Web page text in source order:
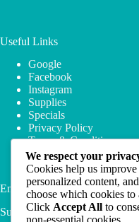
Useful Links
Google
Facebook
Instagram
Supplies
Specials
Privacy Policy
Terms & Conditions
Email Newsletter
Subscribe to our newsletter
We respect your
Cookies help us
personalized content,
choose which cookies
Click Accept All to
non-essential cookies.